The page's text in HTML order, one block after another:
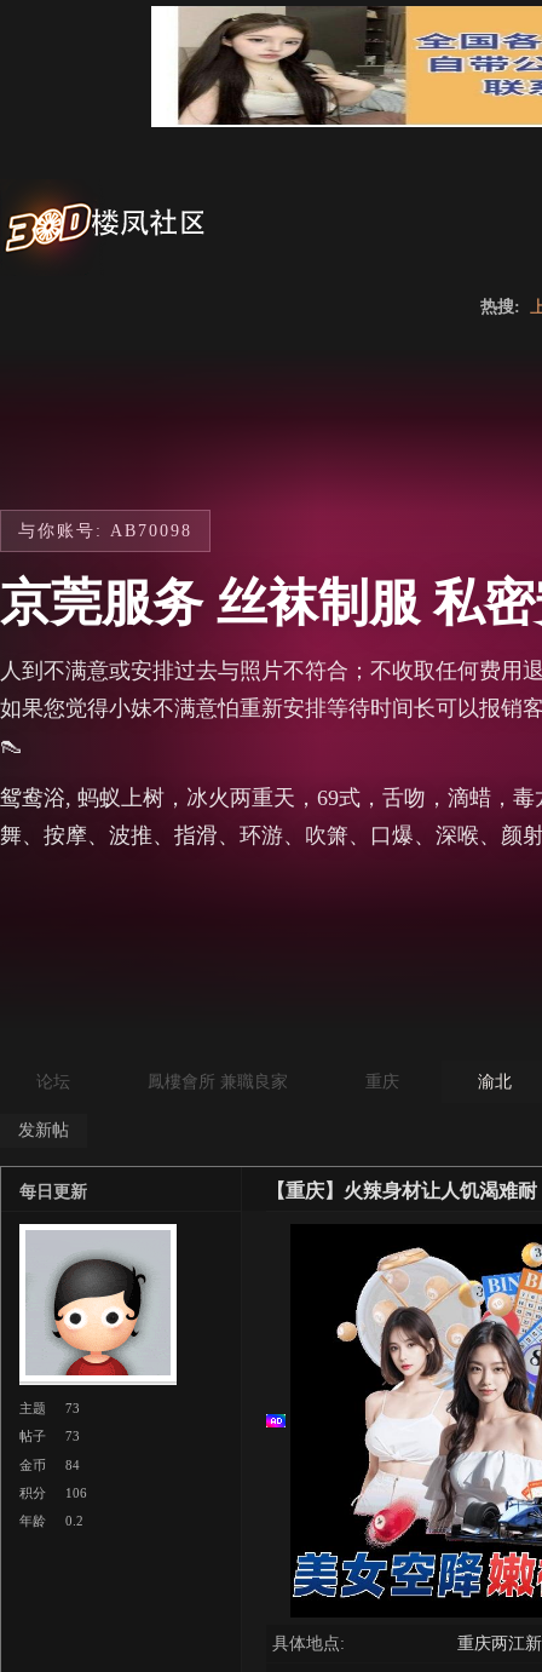
热搜:
与你账号: AB70098
京莞服务 丝袜制服 私
人到不满意或安排过去与照片不符合；不收取任何费用
如果您觉得小妹不满意怕重新安排等待时间长可以报销
👠
鸳鸯浴, 蚂蚁上树，冰火两重天，69式，舌吻，滴蜡，
舞、按摩、波推、指滑、环游、吹箫、口爆、深喉、颜
论坛 鳳樓會所 兼職良家 重庆 渝北
发新帖
【重庆】火辣身材让人饥渴难耐
每日更新
主题
73
帖子
73
金币
84
积分
106
年龄
0.2
具体地点: 重庆两江